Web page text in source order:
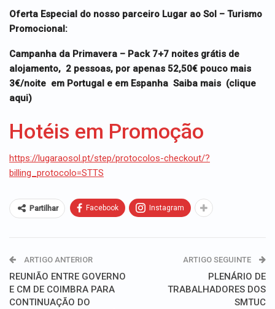
Oferta Especial do nosso parceiro Lugar ao Sol – Turismo
Promocional:
Campanha da Primavera – Pack 7+7 noites grátis de
alojamento, 2 pessoas, por apenas 52,50€ pouco mais
3€/noite em Portugal e em Espanha Saiba mais (clique
aqui)
Hotéis em Promoção
https://lugaraosol.pt/step/protocolos-checkout/?
billing_protocolo=STTS
Partilhar Facebook Instagram
ARTIGO ANTERIOR
REUNIÃO ENTRE GOVERNO
E CM DE COIMBRA PARA
CONTINUAÇÃO DO
ARTIGO SEGUINTE
PLENÁRIO DE
TRABALHADORES DOS
SMTUC